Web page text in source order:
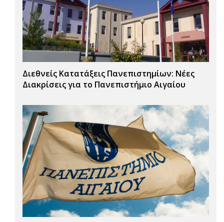
Διεθνείς Κατατάξεις Πανεπιστημίων: Νέες
Διακρίσεις για το Πανεπιστήμιο Αιγαίου